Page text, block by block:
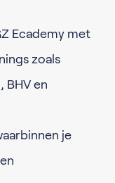
Ecademy met
zoals
BHV en
je